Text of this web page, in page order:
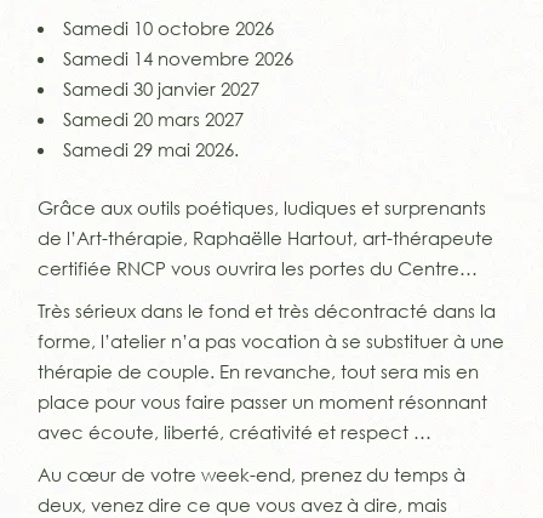
Samedi 10 octobre 2026
Samedi 14 novembre 2026
Samedi 30 janvier 2027
Samedi 20 mars 2027
Samedi 29 mai 2026.
Grâce aux outils poétiques, ludiques et surprenants
de l’Art-thérapie, Raphaëlle Hartout, art-thérapeute
certifiée RNCP vous ouvrira les portes du Centre…
Très sérieux dans le fond et très décontracté dans la
forme, l’atelier n’a pas vocation à se substituer à une
thérapie de couple. En revanche, tout sera mis en
place pour vous faire passer un moment résonnant
avec écoute, liberté, créativité et respect …
Au cœur de votre week-end, prenez du temps à
deux, venez dire ce que vous avez à dire, mais